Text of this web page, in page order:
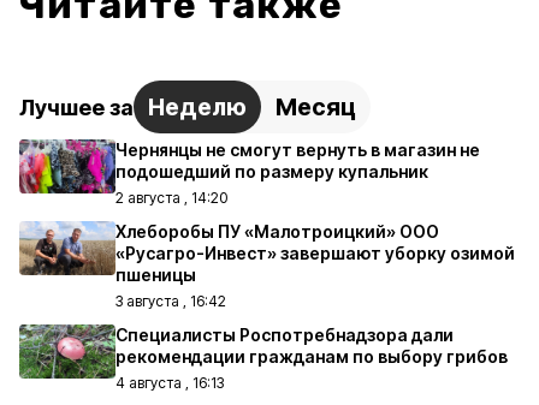
Лучшее за Неделю Месяц
Чернянцы не смогут вернуть в магазин не
подошедший по размеру купальник
2 августа , 14:20
Хлеборобы ПУ «Малотроицкий» ООО
«Русагро-Инвест» завершают уборку озимой
пшеницы
3 августа , 16:42
Специалисты Роспотребнадзора дали
рекомендации гражданам по выбору грибов
4 августа , 16:13